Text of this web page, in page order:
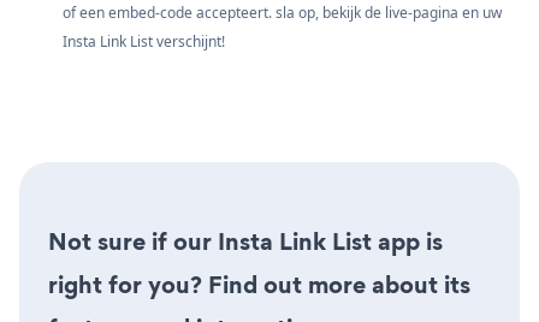
of een embed-code accepteert. sla op, bekijk de live-pagina en uw
Insta Link List verschijnt!
Not sure if our Insta Link List app is
right for you? Find out more about its